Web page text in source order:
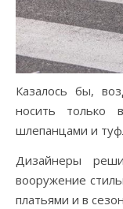
Казалось бы,
носить только
шлепанцами и
Дизайнеры
вооружение
платьями и в